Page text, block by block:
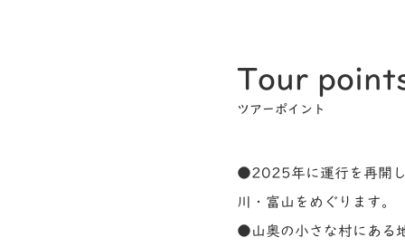
Tour
ツアーポイント
●2025年に運行を再開し
川・富山をめぐります。
●山奥の小さな村にある